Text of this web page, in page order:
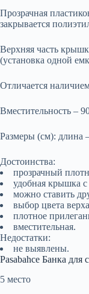
Прозрачная
закрывается
Верхняя часть
(установка одной
Отличается
Вместительность –
Размеры (см): длина
Достоинства:
прозрачный
удобная крышка
можно ставить
выбор цвета
плотное
вместительная.
Недостатки:
не выявлены.
Pasabahce Банка
5 место